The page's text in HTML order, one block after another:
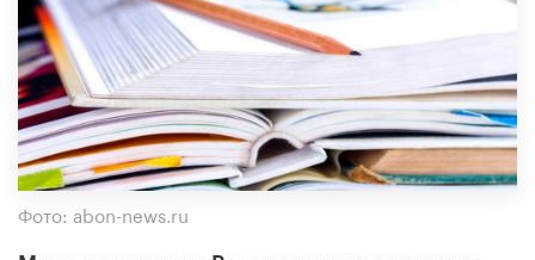
Фото: abon-news.ru